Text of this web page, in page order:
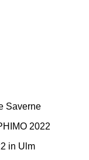
Saverne
2022
in Ulm